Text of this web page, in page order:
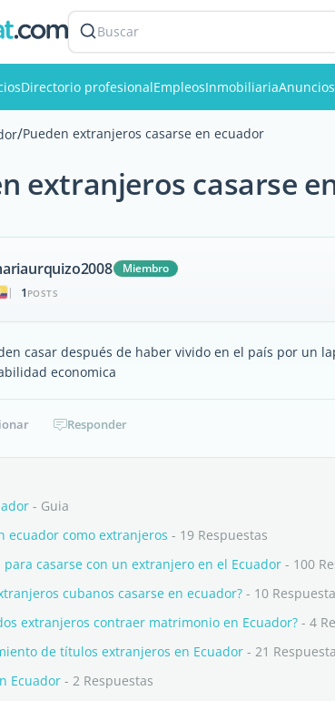
Buscar
Directorio profesionalEmpleosInmobiliariaAnuncios
/Pueden extranjeros casarse en ecuador
extranjeros casarse
Miembro
|
1 POSTS
casar después de haber vivido en el país por un
economica
Responder
- Guia
ecuador como extranjeros - 19 Respuestas
casarse con un extranjero en el Ecuador - 100
cubanos casarse en ecuador? - 10
extranjeros contraer matrimonio en Ecuador? - 4
de títulos extranjeros en Ecuador - 21
Ecuador - 2 Respuestas